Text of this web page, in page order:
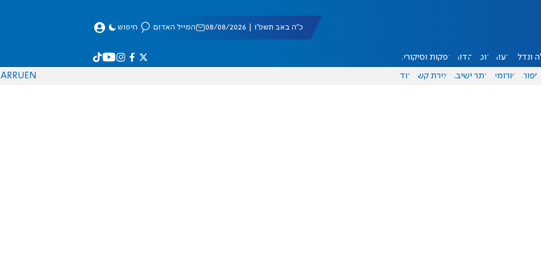
כ"ה באב תשפ"ו | 08/08/2026 המייל האדום חיפוש
ונדל"ן דעות אוכל יהדות הפקות וסיקורים
ספורט פורומים אתר ישיבה יצירת קשר עוד EN
RU
AR